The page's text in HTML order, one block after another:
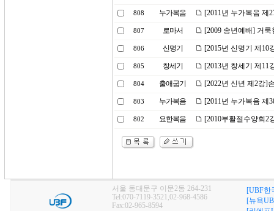
808 누가복음 [2011년 누가복음 제
807 로마서 [2009 송년예배] 거
806 신명기 [2015년 신명기 제10
805 창세기 [2013년 창세기 제11
804 출애굽기 [2022년 신년 제2강]
803 누가복음 [2011년 누가복음 제
802 요한복음 [2010부활절수양회2
서울 동대문구 이문2동 264-231
Tel:070-7119-3521,02-968-4586
Fax:02-965-8594
[UBF한
[뉴욕